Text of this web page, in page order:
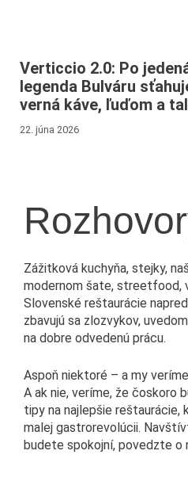
Verticcio 2.0: Po
legenda Bulváru
verná káve, ľuďom a
22. júna 2026
Zážitková kuchyňa, stejky,
modernom šate, streetfood,
Slovenské reštaurácie
zbavujú sa zlozvykov,
na dobre odvedenú prácu.
Aspoň niektoré – a my
A ak nie, veríme, že čoskoro
tipy na najlepšie reštaurácie,
malej gastrorevolúcii.
budete spokojní, povedzte o